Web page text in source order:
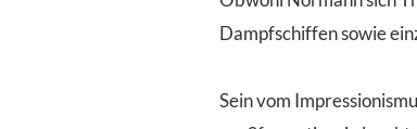
Dampfschiffen sowie
Sein vom